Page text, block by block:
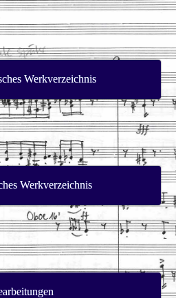
Werkverzeichnis
Werkverzeichnis